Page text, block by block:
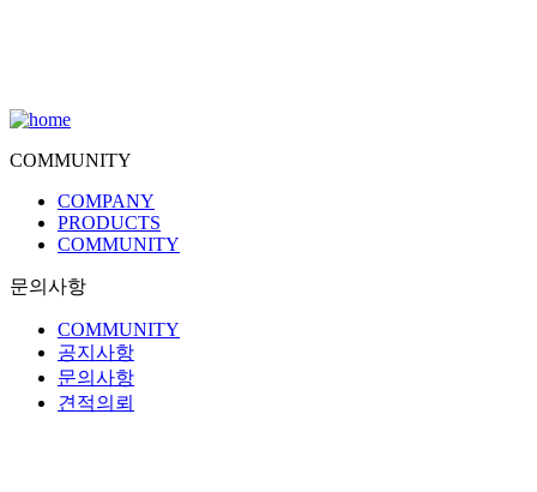
COMMUNITY
COMPANY
PRODUCTS
COMMUNITY
문의사항
COMMUNITY
공지사항
문의사항
견적의뢰